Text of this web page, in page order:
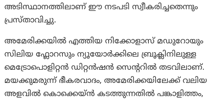
അടിസ്ഥാനത്തിലാണ് ഈ നടപടി സ്വീകരിച്ചതെന്നും
പ്രസ്താവിച്ചു.
അമേരിക്കയിൽ എത്തിയ നിക്കോളാസ് മഡുറോയും
സിലിയ ഫ്ലോറസും ന്യൂയോർക്കിലെ ബ്രൂക്ലിനിലുള്ള
മെട്രോപൊളിറ്റൻ ഡിറ്റൻഷൻ സെന്ററിൽ തടവിലാണ്.
മയക്കുമരുന്ന് ഭീകരവാദം, അമേരിക്കയിലേക്ക് വലിയ
അളവിൽ കൊക്കെയ്ൻ കടത്തുന്നതിൽ പങ്കാളിത്തം,